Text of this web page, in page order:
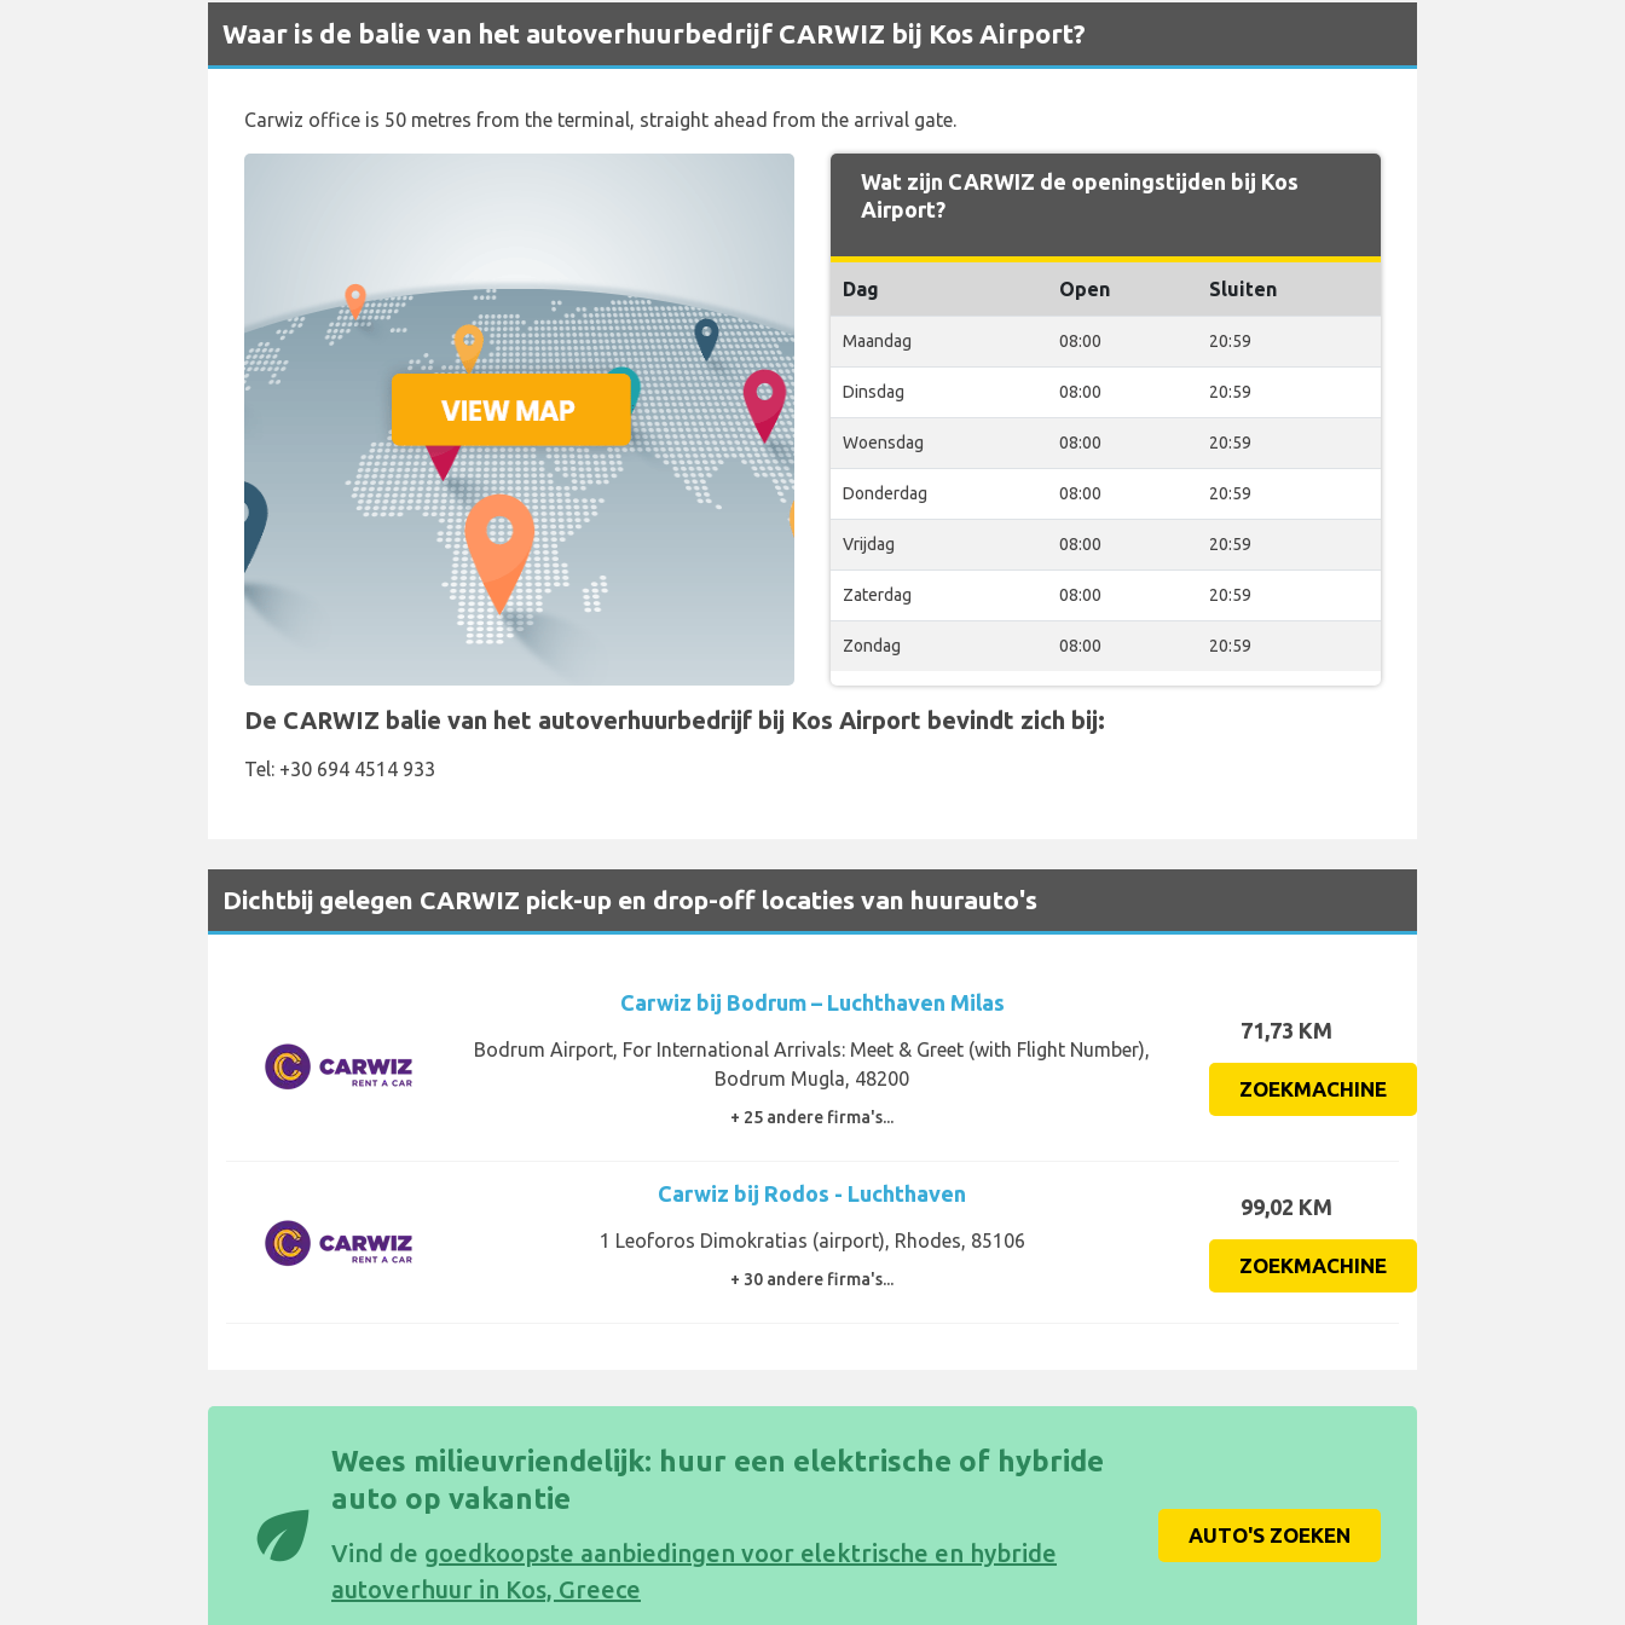
Waar is de balie van het autoverhuurbedrijf CARWIZ bij Kos Airport?
Carwiz office is 50 metres from the terminal, straight ahead from the arrival gate.
Wat zijn CARWIZ de openingstijden bij Kos
Airport?
Dag Open Sluiten
Maandag 08:00 20:59
Dinsdag 08:00 20:59
Woensdag 08:00 20:59
Donderdag 08:00 20:59
Vrijdag 08:00 20:59
Zaterdag 08:00 20:59
Zondag 08:00 20:59
De CARWIZ balie van het autoverhuurbedrijf bij Kos Airport bevindt zich bij:
Tel: +30 694 4514 933
Dichtbij gelegen CARWIZ pick-up en drop-off locaties van huurauto's
Carwiz bij Bodrum – Luchthaven Milas
Bodrum Airport, For International Arrivals: Meet & Greet (with Flight Number),
Bodrum Mugla, 48200
+ 25 andere firma's...
71,73 KM
ZOEKMACHINE
Carwiz bij Rodos - Luchthaven
1 Leoforos Dimokratias (airport), Rhodes, 85106
+ 30 andere firma's...
99,02 KM
ZOEKMACHINE
eco
Wees milieuvriendelijk: huur een elektrische of hybride
auto op vakantie
Vind de goedkoopste aanbiedingen voor elektrische en hybride
autoverhuur in Kos, Greece
AUTO'S ZOEKEN